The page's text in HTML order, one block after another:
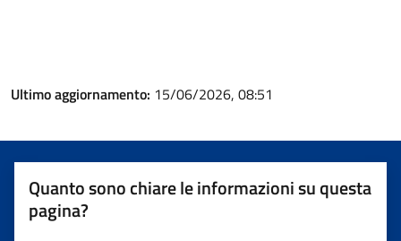
Ultimo aggiornamento: 15/06/2026, 08:51
Quanto sono chiare le informazioni su questa
pagina?